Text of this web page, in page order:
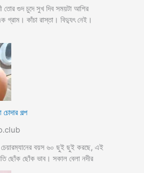
গুদ চুদে সুখ দিব সময়টা আশির
কাঁচা রাস্তা। বিদ্যুৎ নেই।
চোদার গল্প
চেয়ারম্যানের বয়স ৬০ ছুই ছুই করছে, এই
ছোঁক ছোঁক ভাব। সকাল বেলা নদীর